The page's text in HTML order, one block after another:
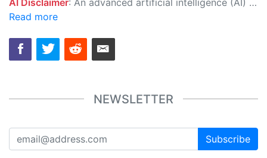
AI Disclaimer: An advanced artificial intelligence (AI) system generated the content of this page on its own. This innovative technology conducts extensive research from a variety of reliable sources, performs rigorous fact-checking and verification, cleans up and balances biased or manipulated content, and presents a minimal factual summary that is just enough yet essential for you to function as an informed and educated citizen. Please keep in mind, however, that this system is an evolving technology, and as a result, the article may contain accidental inaccuracies or errors. We urge you to help us improve our site by reporting any inaccuracies you find using the "
Read more
NEWSLETTER
Subscribe